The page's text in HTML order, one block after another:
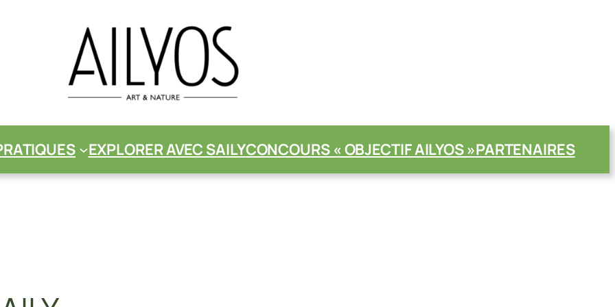
EXPLORER AVEC SAILYCONCOURS « OBJECTIF AILYOS »PARTENAIRES